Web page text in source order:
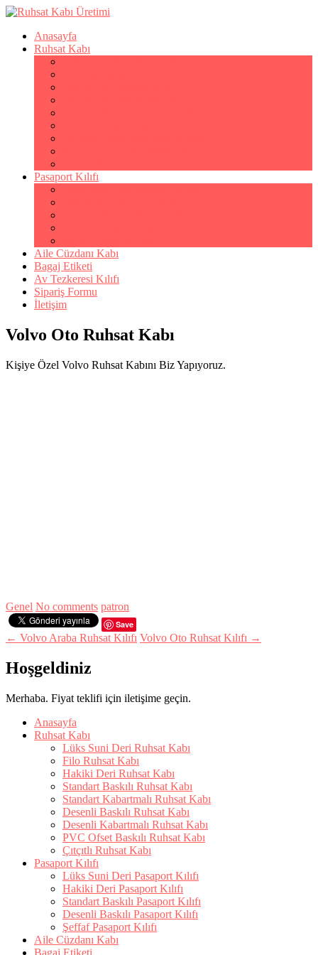
Anasayfa
Ruhsat Kabı
Pasaport Kılıfı
Aile Cüzdanı Kabı
Bagaj Etiketi
Av Tezkeresi Kılıfı
Sipariş Formu
İletişim
Volvo Oto Ruhsat Kabı
Kişiye Özel Volvo Ruhsat Kabını Biz Yapıyoruz.
Genel No comments patron
Save
← Volvo Araba Ruhsat Kılıfı Volvo Oto Ruhsat Kılıfı →
Hoşgeldiniz
Merhaba. Fiyat teklifi için iletişime geçin.
Anasayfa
Ruhsat Kabı
Lüks Suni Deri Ruhsat Kabı
Filo Ruhsat Kabı
Hakiki Deri Ruhsat Kabı
Standart Baskılı Ruhsat Kabı
Standart Kabartmalı Ruhsat Kabı
Desenli Baskılı Ruhsat Kabı
Desenli Kabartmalı Ruhsat Kabı
PVC Ofset Baskılı Ruhsat Kabı
Çıtçıtlı Ruhsat Kabı
Pasaport Kılıfı
Lüks Suni Deri Pasaport Kılıfı
Hakiki Deri Pasaport Kılıfı
Standart Baskılı Pasaport Kılıfı
Desenli Baskılı Pasaport Kılıfı
Şeffaf Pasaport Kılıfı
Aile Cüzdanı Kabı
Bagaj Etiketi